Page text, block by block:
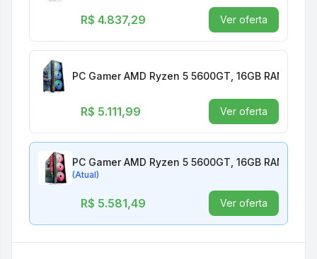
R$ 4.837,29 Ver oferta
PC Gamer AMD Ryzen 5 5600GT, 16GB RAM,
R$ 5.111,99 Ver oferta
PC Gamer AMD Ryzen 5 5600GT, 16GB RAM,
(Atual)
R$ 5.581,49 Ver oferta